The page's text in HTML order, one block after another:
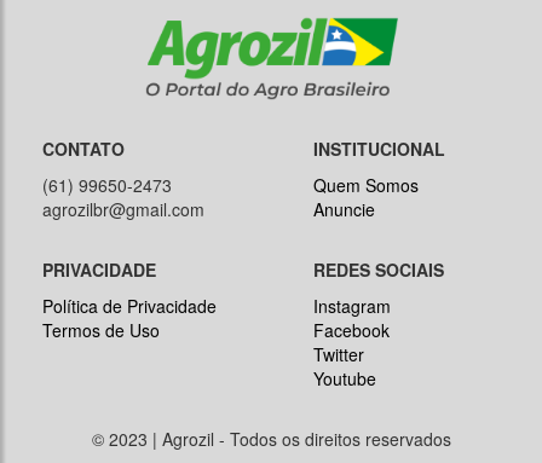
CONTATO
(61) 99650-2473
agrozilbr@gmail.com
INSTITUCIONAL
Quem Somos
Anuncie
PRIVACIDADE
Política de Privacidade
Termos de Uso
REDES SOCIAIS
Instagram
Facebook
Twitter
Youtube
© 2023 | Agrozil - Todos os direitos reservados